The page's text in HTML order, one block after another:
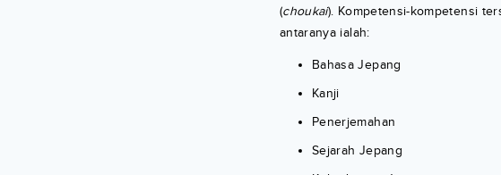
(choukai). Kompetensi-kompetensi
antaranya ialah:
Bahasa Jepang
Kanji
Penerjemahan
Sejarah Jepang